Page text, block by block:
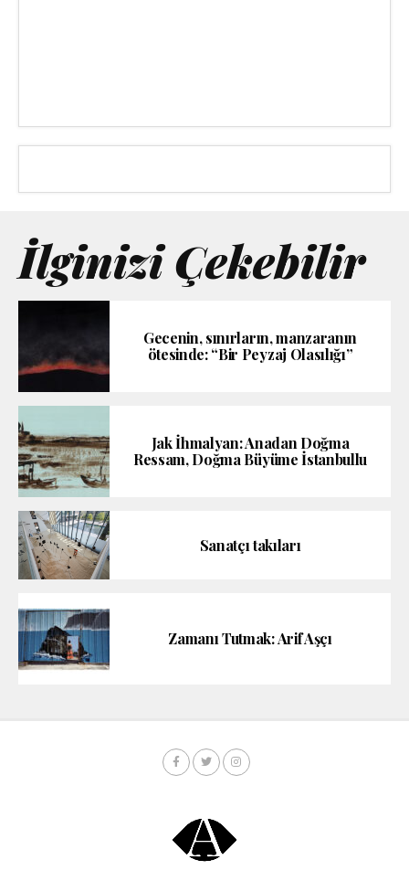
İlginizi Çekebilir
Gecenin, sınırların, manzaranın
ötesinde: “Bir Peyzaj Olasılığı”
Jak İhmalyan: Anadan Doğma
Ressam, Doğma Büyüme İstanbullu
Sanatçı takıları
Zamanı Tutmak: Arif Aşçı